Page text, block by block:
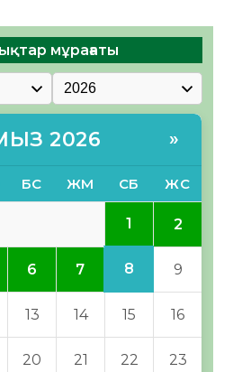
мұрағаты
2026 »
БС ЖМ СБ ЖС
1 2
6 7 8 9
13 14 15 16
20 21 22 23